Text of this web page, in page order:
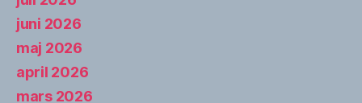
juni 2026
maj 2026
april 2026
mars 2026